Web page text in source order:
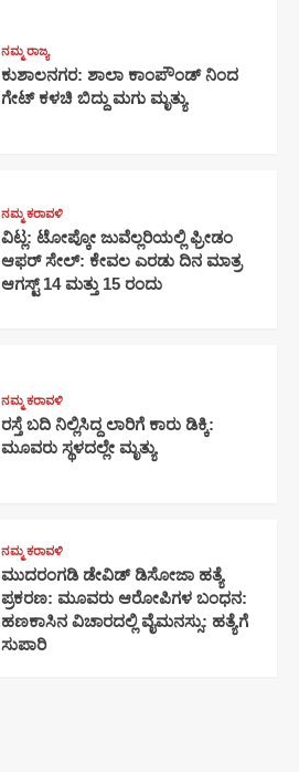
ನಮ್ಮ ರಾಜ್ಯ
ಕುಶಾಲನಗರ: ಶಾಲಾ ಕಾಂಪೌಂಡ್ ನಿಂದ
ಗೇಟ್ ಕಳಚಿ ಬಿದ್ದು ಮಗು ಮೃತ್ಯು
ನಮ್ಮ ಕರಾವಳಿ
ವಿಟ್ಲ: ಟೋಪ್ಕೋ ಜುವೆಲ್ಲರಿಯಲ್ಲಿ ಫ್ರೀಡಂ
ಆಫರ್ ಸೇಲ್: ಕೇವಲ ಎರಡು ದಿನ ಮಾತ್ರ
ಆಗಸ್ಟ್ 14 ಮತ್ತು 15 ರಂದು
ನಮ್ಮ ಕರಾವಳಿ
ರಸ್ತೆ ಬದಿ ನಿಲ್ಲಿಸಿದ್ದ ಲಾರಿಗೆ ಕಾರು ಡಿಕ್ಕಿ:
ಮೂವರು ಸ್ಥಳದಲ್ಲೇ ಮೃತ್ಯು
ನಮ್ಮ ಕರಾವಳಿ
ಮುದರಂಗಡಿ ಡೇವಿಡ್‌ ಡಿಸೋಜಾ ಹತ್ಯೆ
ಪ್ರಕರಣ: ಮೂವರು ಆರೋಪಿಗಳ ಬಂಧನ:
ಹಣಕಾಸಿನ ವಿಚಾರದಲ್ಲಿ ವೈಮನಸ್ಸು: ಹತ್ಯೆಗೆ
ಸುಪಾರಿ